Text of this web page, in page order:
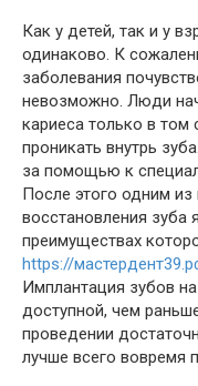
Как у детей, так и у
одинаково. К
заболевания
невозможно. Люди
кариеса только в том
проникать внутрь
за помощью к
После этого одним
восстановления зуба
преимуществах
https://
Имплантация зубов
доступной, чем
проведении
лучше всего вовремя